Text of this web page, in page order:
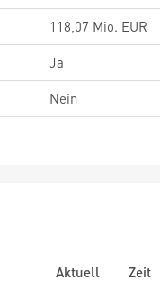
118,07 Mio. EUR
Ja
Nein
Aktuell
Zeit